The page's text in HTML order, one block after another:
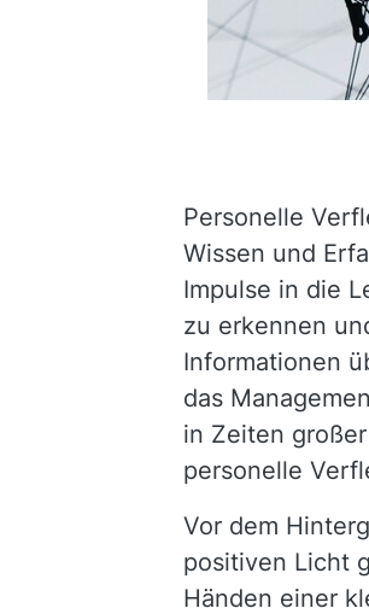
Personelle
Wissen und
Impulse in die
zu erkennen
Informationen
das
in Zeiten
personelle
Vor dem
positiven Licht
Händen einer